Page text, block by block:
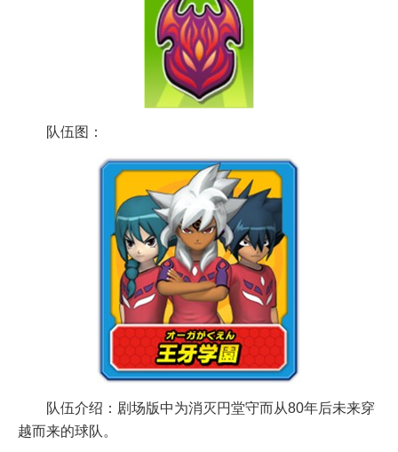
队伍图：
队伍介绍：剧场版中为消灭円堂守而从80年后未来穿
越而来的球队。